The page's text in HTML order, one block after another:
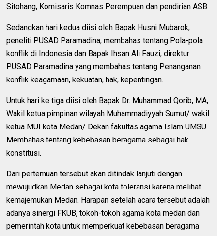
Sitohang, Komisaris Komnas Perempuan dan pendirian ASB.
Sedangkan hari kedua diisi oleh Bapak Husni Mubarok,
peneliti PUSAD Paramadina, membahas tentang Pola-pola
konflik di Indonesia dan Bapak Ihsan Ali Fauzi, direktur
PUSAD Paramadina yang membahas tentang Penanganan
konflik keagamaan, kekuatan, hak, kepentingan.
Untuk hari ke tiga diisi oleh Bapak Dr. Muhammad Qorib, MA,
Wakil ketua pimpinan wilayah Muhammadiyyah Sumut/ wakil
ketua MUI kota Medan/ Dekan fakultas agama Islam UMSU.
Membahas tentang kebebasan beragama sebagai hak
konstitusi.
Dari pertemuan tersebut akan ditindak lanjuti dengan
mewujudkan Medan sebagai kota toleransi karena melihat
kemajemukan Medan. Harapan setelah acara tersebut adalah
adanya sinergi FKUB, tokoh-tokoh agama kota medan dan
pemerintah kota untuk memperkuat kebebasan beragama